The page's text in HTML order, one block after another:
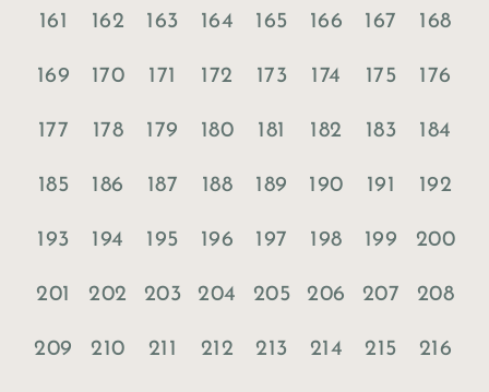
161 162 163 164 165 166 167 168
169 170 171 172 173 174 175 176
177 178 179 180 181 182 183 184
185 186 187 188 189 190 191 192
193 194 195 196 197 198 199 200
201 202 203 204 205 206 207 208
209 210 211 212 213 214 215 216